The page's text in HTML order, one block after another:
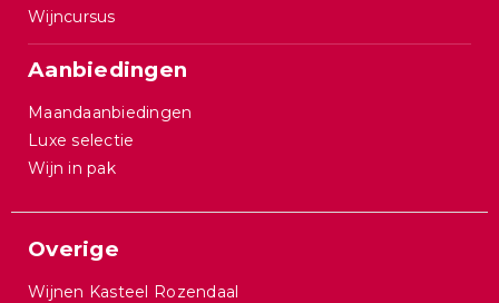
Wijncursus
Aanbiedingen
Maandaanbiedingen
Luxe selectie
Wijn in pak
Overige
Wijnen Kasteel Rozendaal